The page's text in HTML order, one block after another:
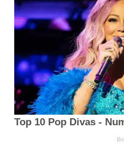
Top 10 Pop Divas -